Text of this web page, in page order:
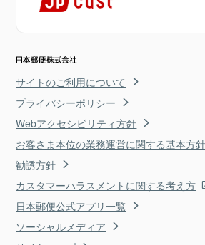
サイトのご利用について
プライバシーポリシー
Webアクセシビリティ方針
お客さま本位の業務運営に関する基本方針
勧誘方針
カスタマーハラスメントに関する考え方
日本郵便公式アプリ一覧
ソーシャルメディア